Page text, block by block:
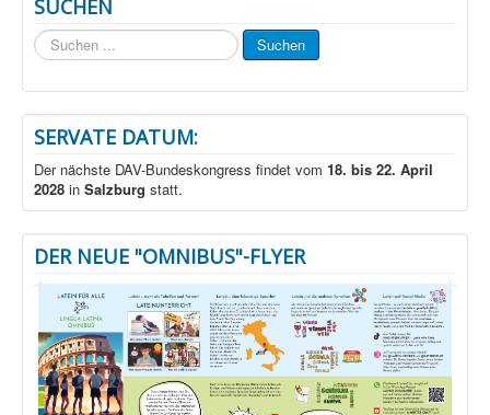
SUCHEN
Suchen
...
Suchen
SERVATE DATUM:
Der nächste DAV-Bundeskongress findet vom 18. bis 22. April
2028 in Salzburg statt.
DER NEUE "OMNIBUS"-FLYER